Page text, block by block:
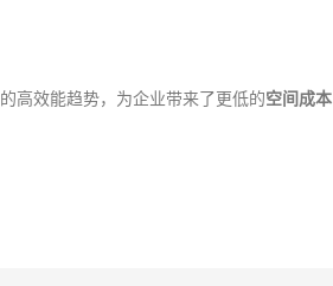
的高效能趋势，为企业带来了更低的空间成本